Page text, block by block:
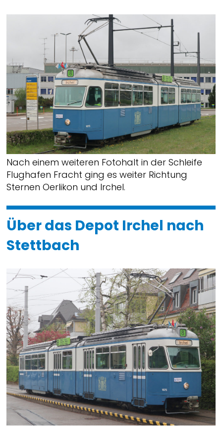
Nach einem weiteren Fotohalt in der Schleife
Flughafen Fracht ging es weiter Richtung
Sternen Oerlikon und Irchel.
Über das Depot Irchel nach
Stettbach